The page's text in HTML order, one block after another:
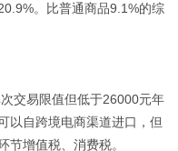
。比普通商品9.1%的综
交易限值但低于26000元年
以自跨境电商渠道进口，但
节增值税、消费税。